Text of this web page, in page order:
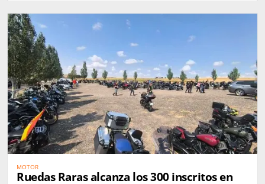
MOTOR
Ruedas Raras alcanza los 300 inscritos en